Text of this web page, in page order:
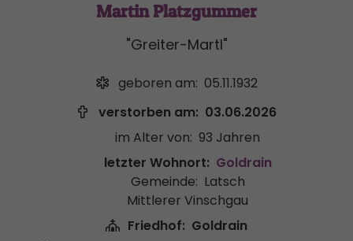
Martin Platzgummer
"Greiter-Martl"
geboren am: 05.11.1932
verstorben am: 03.06.2026
im Alter von: 93 Jahren
letzter Wohnort: Goldrain
Gemeinde: Latsch
Mittlerer Vinschgau
Friedhof: Goldrain